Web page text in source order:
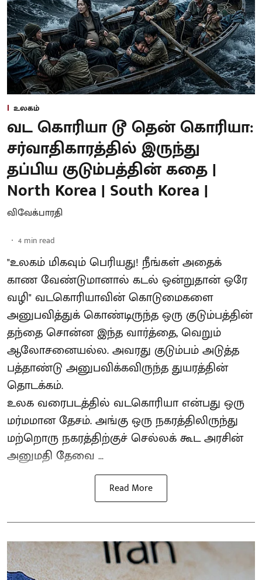
உலகம்
வட கொரியா டூ தென் கொரியா:
சர்வாதிகாரத்தில் இருந்து
தப்பிய குடும்பத்தின் கதை |
North Korea | South Korea |
விவேக்பாரதி
4 min read
"உலகம் மிகவும் பெரியது! நீங்கள் அதைக்
காண வேண்டுமானால் கடல் ஒன்றுதான் ஒரே
வழி" வடகொரியாவின் கொடுமைகளை
அனுபவித்துக் கொண்டிருந்த ஒரு குடும்பத்தின்
தந்தை சொன்ன இந்த வார்த்தை, வெறும்
ஆலோசனையல்ல. அவரது குடும்பம் அடுத்த
பத்தாண்டு அனுபவிக்கவிருந்த துயரத்தின்
தொடக்கம்.
உலக வரைபடத்தில் வடகொரியா என்பது ஒரு
மர்மமான தேசம். அங்கு ஒரு நகரத்திலிருந்து
மற்றொரு நகரத்திற்குச் செல்லக் கூட அரசின்
அனுமதி தேவை ...
Read More